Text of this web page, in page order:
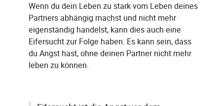
Wenn du dein Leben zu stark vom Leben deines
Partners abhängig machst und nicht mehr
eigenständig handelst, kann dies auch eine
Eifersucht zur Folge haben. Es kann sein, dass
du Angst hast, ohne deinen Partner nicht mehr
leben zu können.